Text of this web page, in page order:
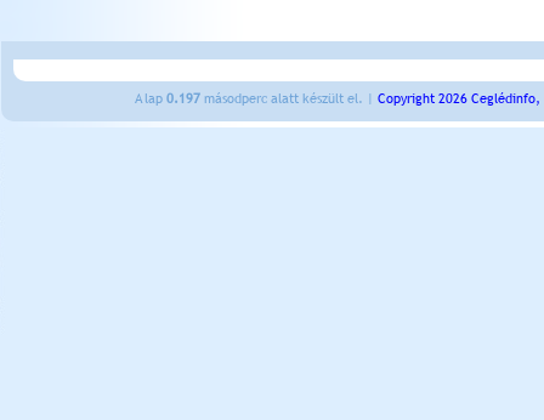
A lap 0.197 másodperc alatt készült el. | Copyright 2026